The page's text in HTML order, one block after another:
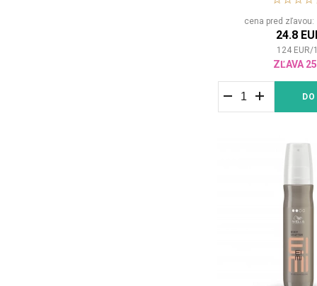
cena pred zľavou:
24.8
124 EUR/1
ZĽAVA